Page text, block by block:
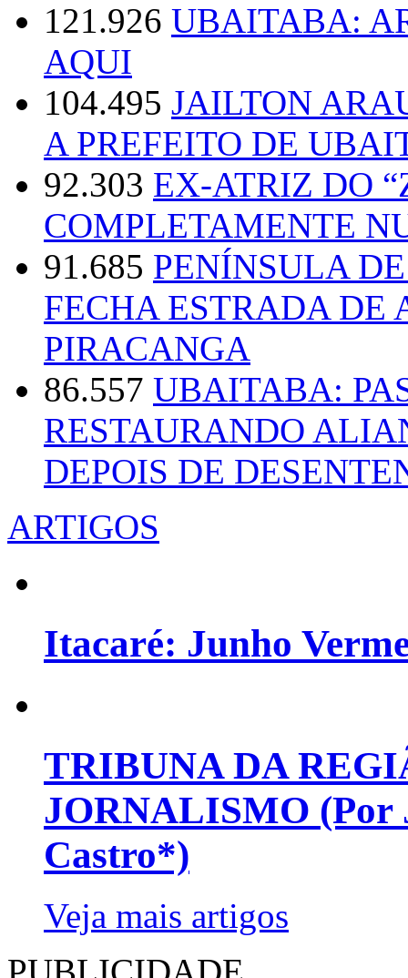
121.926 UBAITABA:
AQUI
104.495 JAILTON
A PREFEITO DE
92.303 EX-ATRIZ DO
COMPLETAMENTE
91.685 PENÍNSULA
FECHA ESTRADA DE
PIRACANGA
86.557 UBAITABA:
RESTAURANDO
DEPOIS DE
ARTIGOS
Itacaré: Junho
TRIBUNA DA
JORNALISMO (Por
Castro*)
Veja mais artigos